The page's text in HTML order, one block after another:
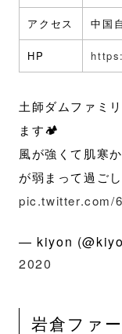
アクセス 中国
HP
土師ダムファミ
ます🏕
風が強くて肌寒
が弱まって過ご
pic.twitter.com/
— kiyon
2020
岩倉ファ